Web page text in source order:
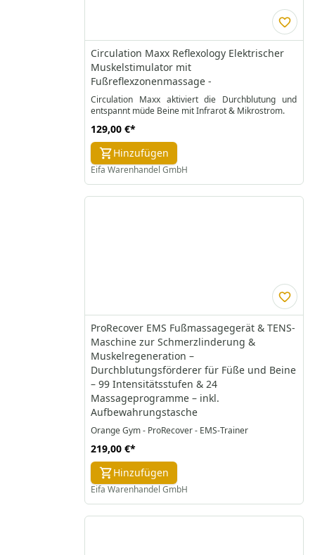
Circulation Maxx Reflexology Elektrischer
Muskelstimulator mit
Fußreflexzonenmassage -
Circulation Maxx aktiviert die Durchblutung und
entspannt müde Beine mit Infrarot & Mikrostrom.
129,00 €*
Hinzufügen
Eifa Warenhandel GmbH
ProRecover EMS Fußmassagegerät & TENS-
Maschine zur Schmerzlinderung &
Muskelregeneration –
Durchblutungsförderer für Füße und Beine
– 99 Intensitätsstufen & 24
Massageprogramme – inkl.
Aufbewahrungstasche
Orange Gym - ProRecover - EMS-Trainer
219,00 €*
Hinzufügen
Eifa Warenhandel GmbH